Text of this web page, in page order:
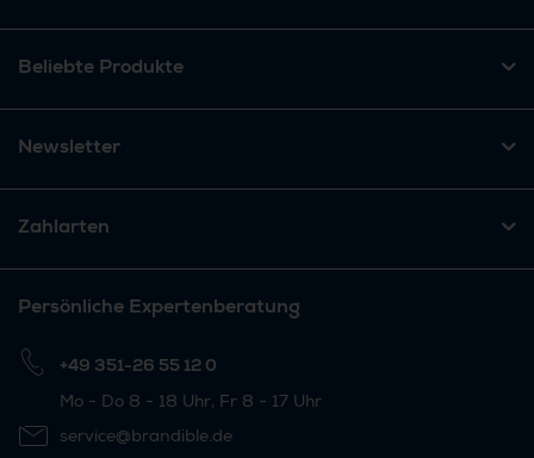
Beliebte Produkte
Newsletter
Zahlarten
Persönliche Expertenberatung
+49 351-26 55 12 0
Mo - Do 8 - 18 Uhr, Fr 8 - 17 Uhr
service@brandible.de